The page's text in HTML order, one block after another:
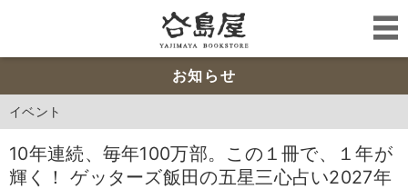
お知らせ
イベント
10年連続、毎年100万部。この１冊で、１年が
輝く！ ゲッターズ飯田の五星三心占い2027年